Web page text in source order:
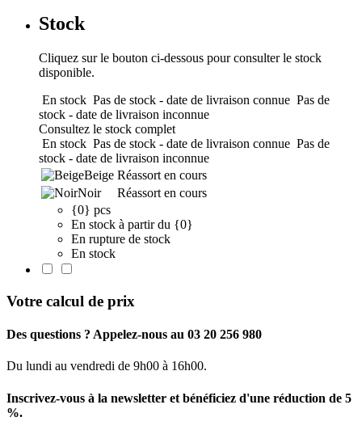
Stock
Cliquez sur le bouton ci-dessous pour consulter le stock
disponible.
En stock Pas de stock - date de livraison connue Pas de
stock - date de livraison inconnue
Consultez le stock complet
En stock Pas de stock - date de livraison connue Pas de
stock - date de livraison inconnue
Beige Réassort en cours
Noir
Réassort en cours
{0} pcs
En stock à partir du {0}
En rupture de stock
En stock
Votre calcul de prix
Des questions ? Appelez-nous au 03 20 256 980
Du lundi au vendredi de 9h00 à 16h00.
Inscrivez-vous à la newsletter et bénéficiez d'une réduction de 5
%.